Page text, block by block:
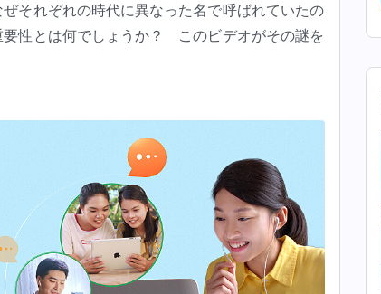
それぞれの時代に異なった名で呼ばれていたの
性とは何でしょうか？ このビデオがその謎を